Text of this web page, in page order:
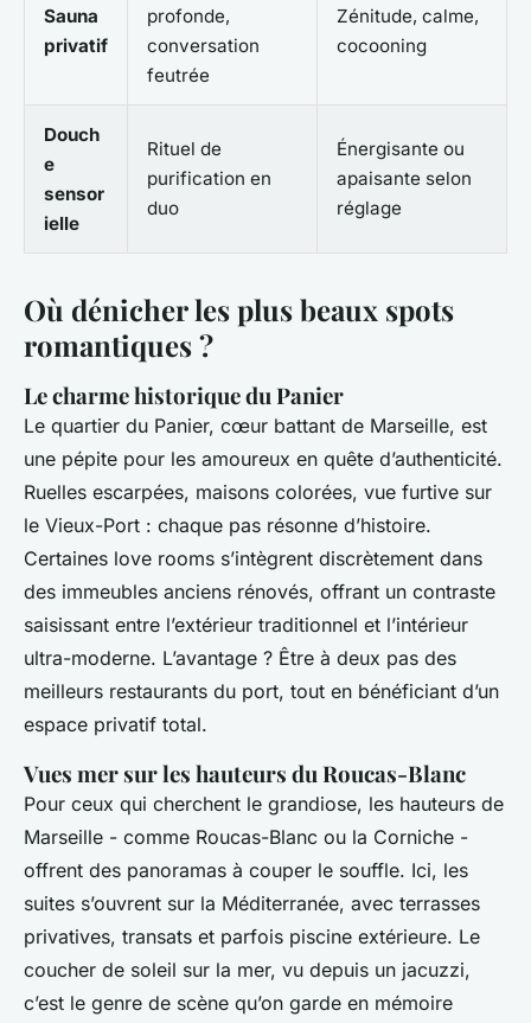
Sauna
privatif
profonde,
conversation
feutrée
Zénitude, calme,
cocooning
Douch
e
sensor
ielle
Rituel de
purification en
duo
Énergisante ou
apaisante selon
réglage
Où dénicher les plus beaux spots
romantiques ?
Le charme historique du Panier
Le quartier du Panier, cœur battant de Marseille, est
une pépite pour les amoureux en quête d’authenticité.
Ruelles escarpées, maisons colorées, vue furtive sur
le Vieux-Port : chaque pas résonne d’histoire.
Certaines love rooms s’intègrent discrètement dans
des immeubles anciens rénovés, offrant un contraste
saisissant entre l’extérieur traditionnel et l’intérieur
ultra-moderne. L’avantage ? Être à deux pas des
meilleurs restaurants du port, tout en bénéficiant d’un
espace privatif total.
Vues mer sur les hauteurs du Roucas-Blanc
Pour ceux qui cherchent le grandiose, les hauteurs de
Marseille - comme Roucas-Blanc ou la Corniche -
offrent des panoramas à couper le souffle. Ici, les
suites s’ouvrent sur la Méditerranée, avec terrasses
privatives, transats et parfois piscine extérieure. Le
coucher de soleil sur la mer, vu depuis un jacuzzi,
c’est le genre de scène qu’on garde en mémoire